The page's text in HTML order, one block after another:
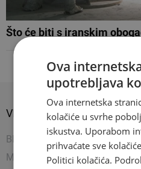
Što će biti s iranskim
VIJESTI
BIH
Mostar
SPORT
Nogomet
Košarka
Ova
upotrebljava
Ova internetska
kolačiće u svrhe
iskustva. Uporabom
prihvaćate sve
Politici kolačića.